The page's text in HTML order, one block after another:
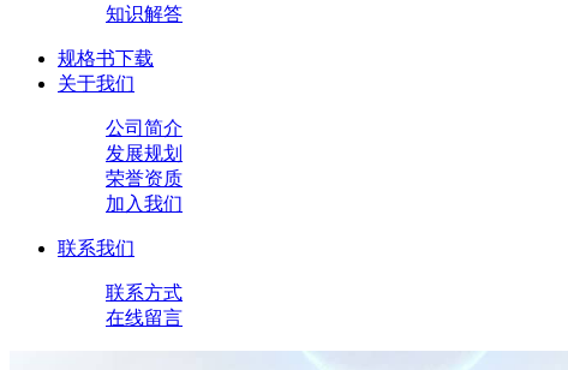
知识解答
规格书下载
关于我们
公司简介
发展规划
荣誉资质
加入我们
联系我们
联系方式
在线留言